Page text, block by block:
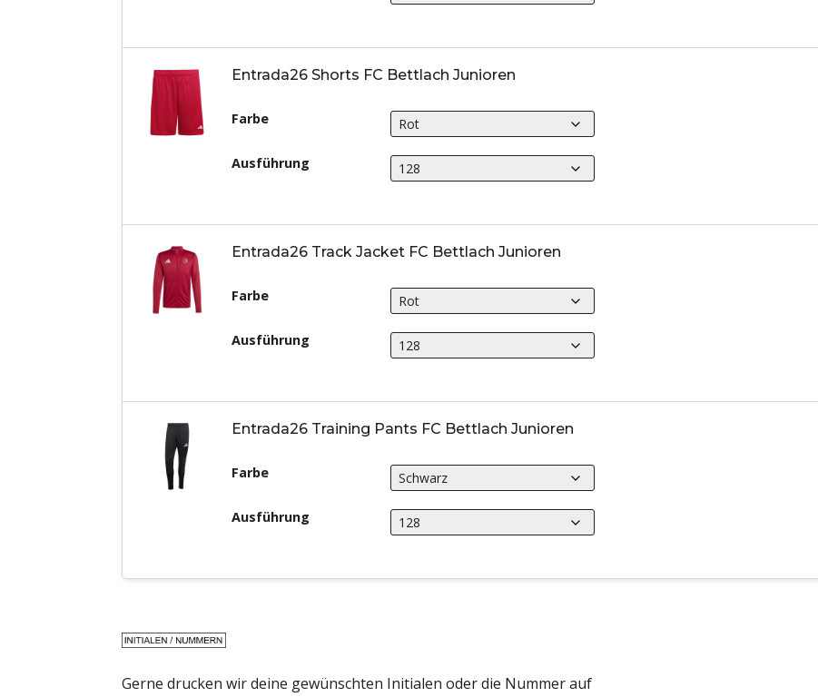
Entrada26 Shorts FC Bettlach Junioren
Farbe
Ausführung
Entrada26 Track Jacket FC Bettlach Junioren
Farbe
Ausführung
Entrada26 Training Pants FC Bettlach Junioren
Farbe
Ausführung
Gerne drucken wir deine gewünschten Initialen oder die Nummer auf